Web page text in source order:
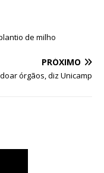
de milho
PRÓXIMO
órgãos, diz Unicamp